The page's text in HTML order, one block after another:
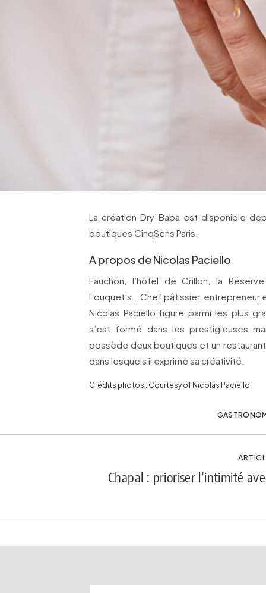
La création Dry Baba est disponible
boutiques CinqSens Paris.
A propos de Nicolas Paciello
Fauchon, l’hôtel de Crillon, la
Fouquet’s… Chef pâtissier, entrepreneur
Nicolas Paciello figure parmi les plus
s’est formé dans les prestigieuses
possède deux boutiques et un restaurant
dans lesquels il exprime sa créativité.
Crédits photos : Courtesy of Nicolas Paciello
Chapal : prioriser l’intimité